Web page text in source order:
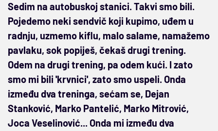
Sedim na autobuskoj stanici. Takvi smo bili.
Pojedemo neki sendvič koji kupimo, uđem u
radnju, uzmemo kiflu, malo salame, namažemo
pavlaku, sok popiješ, čekaš drugi trening.
Odem na drugi trening, pa odem kući. I zato
smo mi bili 'krvnici', zato smo uspeli. Onda
između dva treninga, sećam se, Dejan
Stanković, Marko Pantelić, Marko Mitrović,
Joca Veselinović... Onda mi između dva